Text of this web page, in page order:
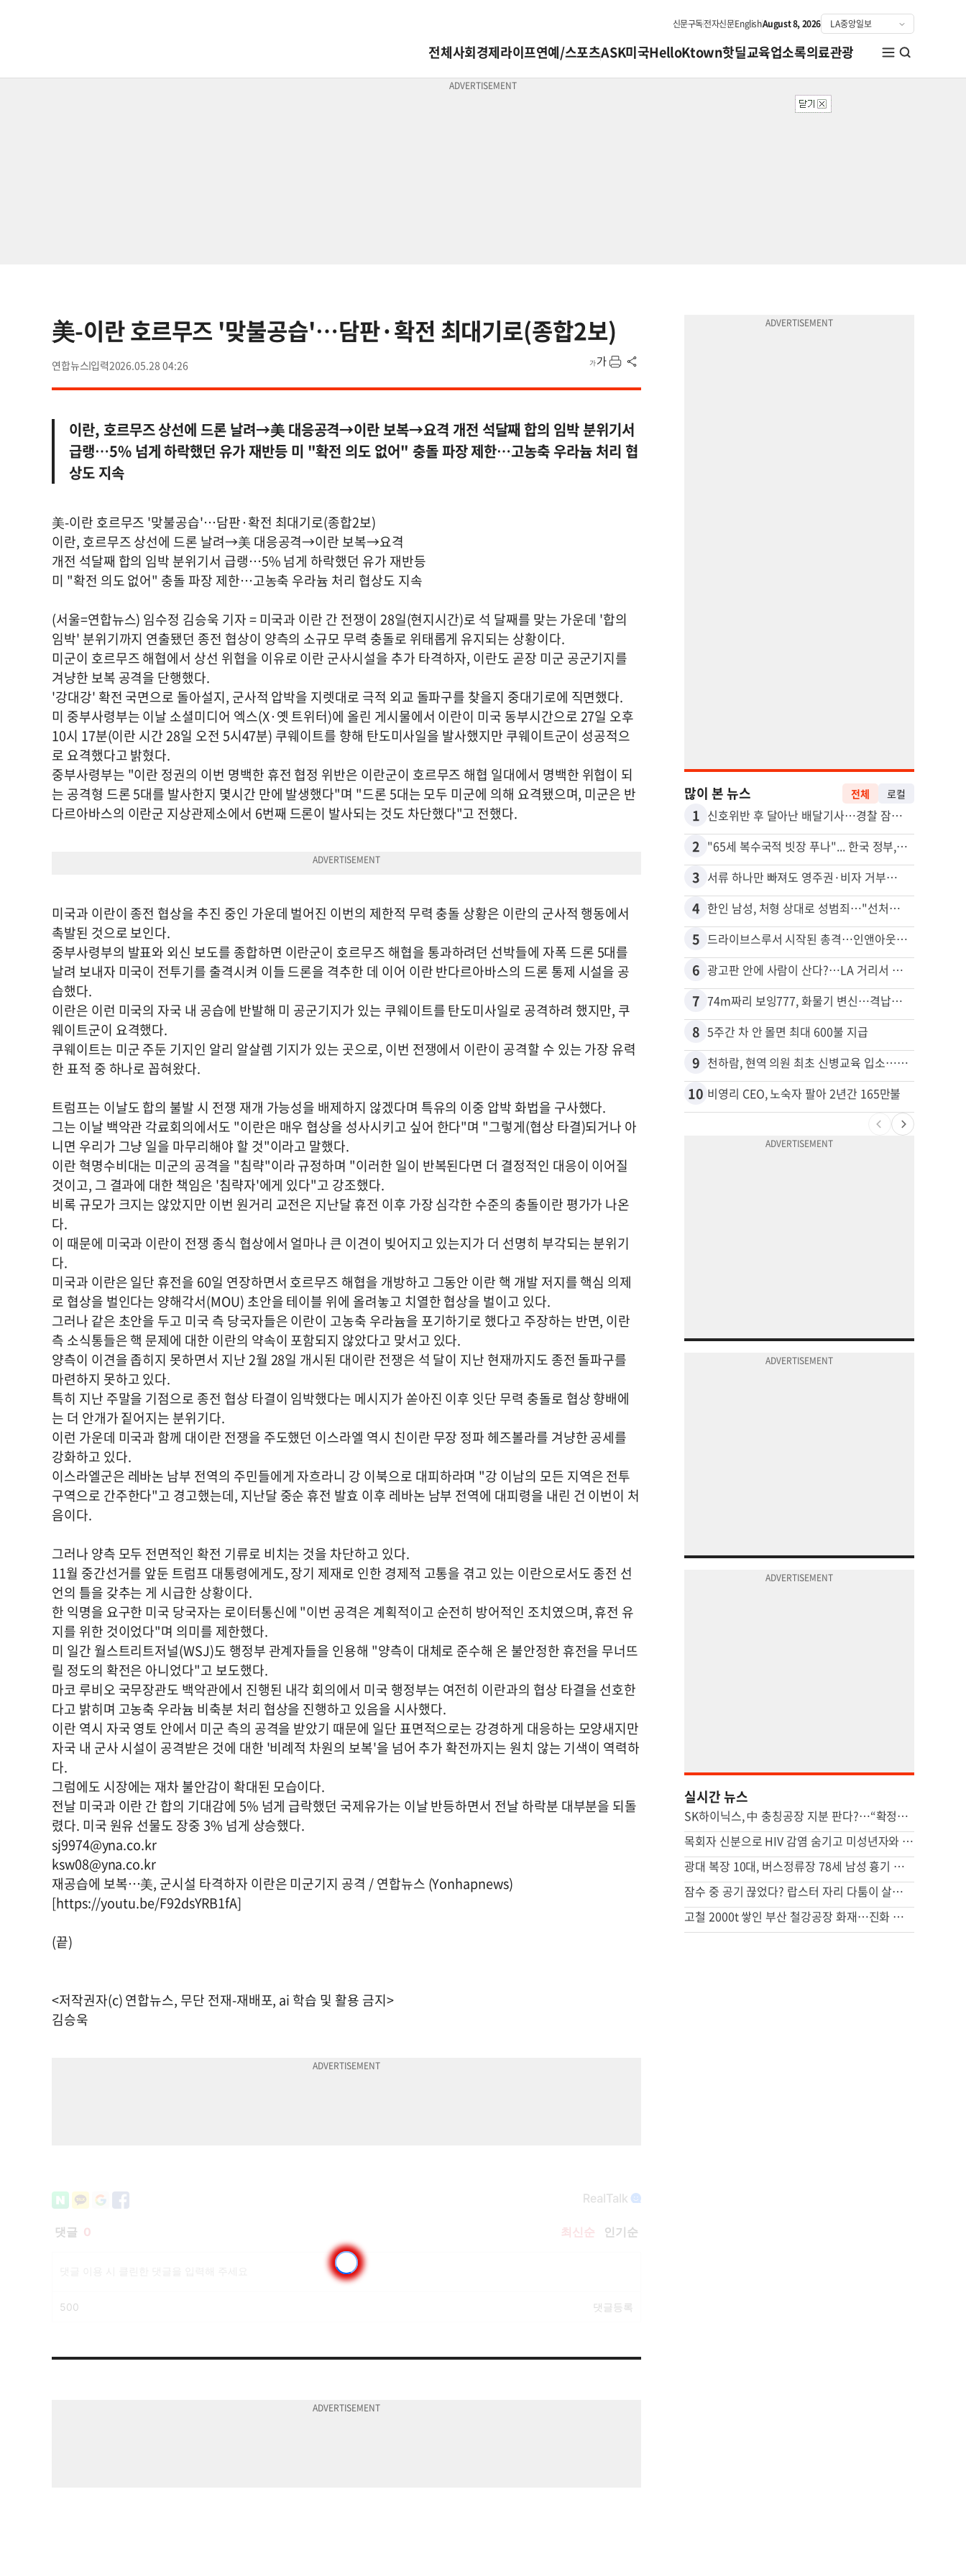
신문구독전자신문EnglishAugust 8, 2026
전체사회경제라이프연예/스포츠ASK미국HelloKtown핫딜교육업소록의료관광
美-이란 호르무즈 '맞불공습'…담판·확전 최대기로(종합2보)
연합뉴스 2026.05.28 04:26
이란, 호르무즈 상선에 드론 날려→美 대응공격→이란 보복→요격 개전 석달째 합의 임박 분위기서
급랭…5% 넘게 하락했던 유가 재반등 미 "확전 의도 없어" 충돌 파장 제한…고농축 우라늄 처리 협
상도 지속
美-이란 호르무즈 '맞불공습'…담판·확전 최대기로(종합2보)
이란, 호르무즈 상선에 드론 날려→美 대응공격→이란 보복→요격
개전 석달째 합의 임박 분위기서 급랭…5% 넘게 하락했던 유가 재반등
미 "확전 의도 없어" 충돌 파장 제한…고농축 우라늄 처리 협상도 지속
(서울=연합뉴스) 임수정 김승욱 기자 = 미국과 이란 간 전쟁이 28일(현지시간)로 석 달째를 맞는 가운데 '합의
임박' 분위기까지 연출됐던 종전 협상이 양측의 소규모 무력 충돌로 위태롭게 유지되는 상황이다.
미군이 호르무즈 해협에서 상선 위협을 이유로 이란 군사시설을 추가 타격하자, 이란도 곧장 미군 공군기지를
겨냥한 보복 공격을 단행했다.
'강대강' 확전 국면으로 돌아설지, 군사적 압박을 지렛대로 극적 외교 돌파구를 찾을지 중대기로에 직면했다.
미 중부사령부는 이날 소셜미디어 엑스(X·옛 트위터)에 올린 게시물에서 이란이 미국 동부시간으로 27일 오후
10시 17분(이란 시간 28일 오전 5시47분) 쿠웨이트를 향해 탄도미사일을 발사했지만 쿠웨이트군이 성공적으
로 요격했다고 밝혔다.
중부사령부는 "이란 정권의 이번 명백한 휴전 협정 위반은 이란군이 호르무즈 해협 일대에서 명백한 위협이 되
는 공격형 드론 5대를 발사한지 몇시간 만에 발생했다"며 "드론 5대는 모두 미군에 의해 요격됐으며, 미군은 반
다르아바스의 이란군 지상관제소에서 6번째 드론이 발사되는 것도 차단했다"고 전했다.
미국과 이란이 종전 협상을 추진 중인 가운데 벌어진 이번의 제한적 무력 충돌 상황은 이란의 군사적 행동에서
촉발된 것으로 보인다.
중부사령부의 발표와 외신 보도를 종합하면 이란군이 호르무즈 해협을 통과하려던 선박들에 자폭 드론 5대를
날려 보내자 미국이 전투기를 출격시켜 이들 드론을 격추한 데 이어 이란 반다르아바스의 드론 통제 시설을 공
습했다.
이란은 이런 미국의 자국 내 공습에 반발해 미 공군기지가 있는 쿠웨이트를 탄도미사일로 공격하려 했지만, 쿠
웨이트군이 요격했다.
쿠웨이트는 미군 주둔 기지인 알리 알살렘 기지가 있는 곳으로, 이번 전쟁에서 이란이 공격할 수 있는 가장 유력
한 표적 중 하나로 꼽혀왔다.
트럼프는 이날도 합의 불발 시 전쟁 재개 가능성을 배제하지 않겠다며 특유의 이중 압박 화법을 구사했다.
그는 이날 백악관 각료회의에서도 "이란은 매우 협상을 성사시키고 싶어 한다"며 "그렇게(협상 타결)되거나 아
니면 우리가 그냥 일을 마무리해야 할 것"이라고 말했다.
이란 혁명수비대는 미군의 공격을 "침략"이라 규정하며 "이러한 일이 반복된다면 더 결정적인 대응이 이어질
것이고, 그 결과에 대한 책임은 '침략자'에게 있다"고 강조했다.
비록 규모가 크지는 않았지만 이번 원거리 교전은 지난달 휴전 이후 가장 심각한 수준의 충돌이란 평가가 나온
다.
이 때문에 미국과 이란이 전쟁 종식 협상에서 얼마나 큰 이견이 빚어지고 있는지가 더 선명히 부각되는 분위기
다.
미국과 이란은 일단 휴전을 60일 연장하면서 호르무즈 해협을 개방하고 그동안 이란 핵 개발 저지를 핵심 의제
로 협상을 벌인다는 양해각서(MOU) 초안을 테이블 위에 올려놓고 치열한 협상을 벌이고 있다.
그러나 같은 초안을 두고 미국 측 당국자들은 이란이 고농축 우라늄을 포기하기로 했다고 주장하는 반면, 이란
측 소식통들은 핵 문제에 대한 이란의 약속이 포함되지 않았다고 맞서고 있다.
양측이 이견을 좁히지 못하면서 지난 2월 28일 개시된 대이란 전쟁은 석 달이 지난 현재까지도 종전 돌파구를
마련하지 못하고 있다.
특히 지난 주말을 기점으로 종전 협상 타결이 임박했다는 메시지가 쏟아진 이후 잇단 무력 충돌로 협상 향배에
는 더 안개가 짙어지는 분위기다.
이런 가운데 미국과 함께 대이란 전쟁을 주도했던 이스라엘 역시 친이란 무장 정파 헤즈볼라를 겨냥한 공세를
강화하고 있다.
이스라엘군은 레바논 남부 전역의 주민들에게 자흐라니 강 이북으로 대피하라며 "강 이남의 모든 지역은 전투
구역으로 간주한다"고 경고했는데, 지난달 중순 휴전 발효 이후 레바논 남부 전역에 대피령을 내린 건 이번이 처
음이다.
그러나 양측 모두 전면적인 확전 기류로 비치는 것을 차단하고 있다.
11월 중간선거를 앞둔 트럼프 대통령에게도, 장기 제재로 인한 경제적 고통을 겪고 있는 이란으로서도 종전 선
언의 틀을 갖추는 게 시급한 상황이다.
한 익명을 요구한 미국 당국자는 로이터통신에 "이번 공격은 계획적이고 순전히 방어적인 조치였으며, 휴전 유
지를 위한 것이었다"며 의미를 제한했다.
미 일간 월스트리트저널(WSJ)도 행정부 관계자들을 인용해 "양측이 대체로 준수해 온 불안정한 휴전을 무너뜨
릴 정도의 확전은 아니었다"고 보도했다.
마코 루비오 국무장관도 백악관에서 진행된 내각 회의에서 미국 행정부는 여전히 이란과의 협상 타결을 선호한
다고 밝히며 고농축 우라늄 비축분 처리 협상을 진행하고 있음을 시사했다.
이란 역시 자국 영토 안에서 미군 측의 공격을 받았기 때문에 일단 표면적으로는 강경하게 대응하는 모양새지만
자국 내 군사 시설이 공격받은 것에 대한 '비례적 차원의 보복'을 넘어 추가 확전까지는 원치 않는 기색이 역력하
다.
그럼에도 시장에는 재차 불안감이 확대된 모습이다.
전날 미국과 이란 간 합의 기대감에 5% 넘게 급락했던 국제유가는 이날 반등하면서 전날 하락분 대부분을 되돌
렸다. 미국 원유 선물도 장중 3% 넘게 상승했다.
sj9974@yna.co.kr
ksw08@yna.co.kr
재공습에 보복…美, 군시설 타격하자 이란은 미군기지 공격 / 연합뉴스 (Yonhapnews)
[https://youtu.be/F92dsYRB1fA]
(끝)
<저작권자(c) 연합뉴스, 무단 전재-재배포, ai 학습 및 활용 금지>
김승욱
많이 본 뉴스 전체 로컬
1 신호위반 후 달아난 배달기사…경찰 잠복해 잡고보니 ‘반전’
2 "65세 복수국적 빗장 푸나"... 한국 정부, 연령 완화 전면 추진
3 서류 하나만 빠져도 영주권·비자 거부…심사관 재량권 대폭 확대
4 한인 남성, 처형 상대로 성범죄…"선처해줬더니 배신자 취급"
5 드라이브스루서 시작된 총격…인앤아웃 참사 영상 공개
6 광고판 안에 사람이 산다?…LA 거리서 화제
7 74m짜리 보잉777, 화물기 변신…격납고서 ‘보물’ 찾는 인천공항
8 5주간 차 안 몰면 최대 600불 지급
9 천하람, 현역 의원 최초 신병교육 입소…논산서 2박3일 생활
10 비영리 CEO, 노숙자 팔아 2년간 165만불
실시간 뉴스
SK하이닉스, 中 충칭공장 지분 판다?…“확정된 바는 없다”
목회자 신분으로 HIV 감염 숨기고 미성년자와 성관계
광대 복장 10대, 버스정류장 78세 남성 흉기 살해 혐의
잠수 중 공기 끊었다? 랍스터 자리 다툼이 살인미수 사건으로
고철 2000t 쌓인 부산 철강공장 화재…진화 장기전